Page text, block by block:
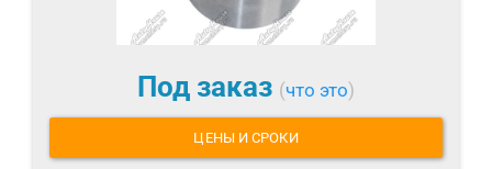
Под заказ (что это)
ЦЕНЫ И СРОКИ